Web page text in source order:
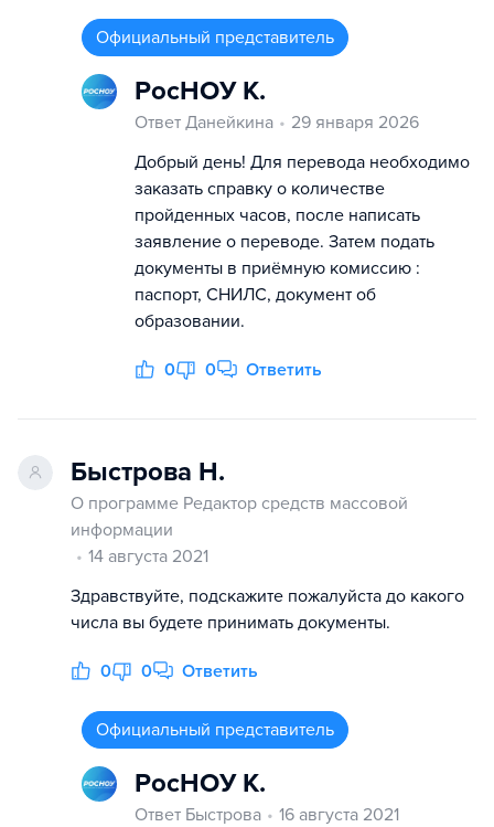
Официальный представитель
РосНОУ К.
Ответ Данейкина
29 января 2026
Добрый день! Для перевода необходимо
заказать справку о количестве
пройденных часов, после написать
заявление о переводе. Затем подать
документы в приёмную комиссию :
паспорт, СНИЛС, документ об
образовании.
0 0 Ответить
Быстрова Н.
О программе Редактор средств массовой
информации
14 августа 2021
Здравствуйте, подскажите пожалуйста до какого
числа вы будете принимать документы.
0 0 Ответить
Официальный представитель
РосНОУ К.
Ответ Быстрова
16 августа 2021